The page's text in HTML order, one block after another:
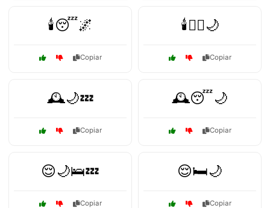
🕯️😴🌌
Copiar
🕯️🧘‍♀️🌙
Copiar
🕰️🌙💤
Copiar
🕰️😴🌙
Copiar
😌🌙🛌💤
Copiar
😌🛏️🌙
Copiar